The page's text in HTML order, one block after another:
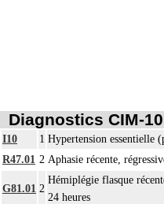
Diagnostics CIM-
I10 1 Hypertension essentielle
R47.01 2 Aphasie récente,
G81.01 2
Hémiplégie flasque
24 heures